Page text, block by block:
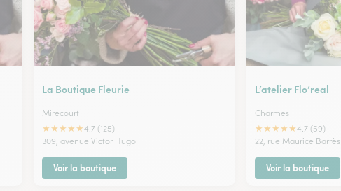
La Boutique Fleurie
Mirecourt
★★★★★4.7 (125)
309, avenue Victor Hugo
Voir la boutique
L’atelier Flo’real
Charmes
★★★★★4.7 (59)
22, rue Maurice Barrès
Voir la boutique